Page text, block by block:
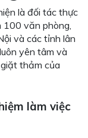
là đối tác thực
văn phòng,
và các tỉnh lân
yên tâm và
thảm của
làm việc